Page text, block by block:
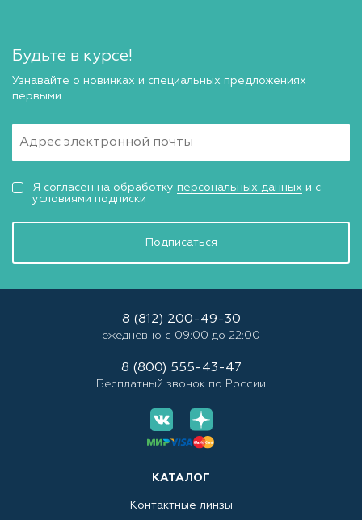
Будьте в курсе!
Узнавайте о новинках и специальных предложениях
первыми
Подписаться
Я согласен на обработку персональных данных и с
условиями подписки
КАТАЛОГ
Контактные линзы
8 (812) 200-49-30
ежедневно с 09:00 до 22:00
8 (800) 555-43-47
Бесплатный звонок по России